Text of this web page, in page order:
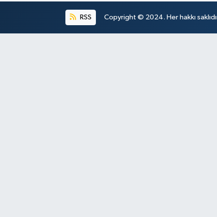
RSS Copyright © 2024. Her hakkı